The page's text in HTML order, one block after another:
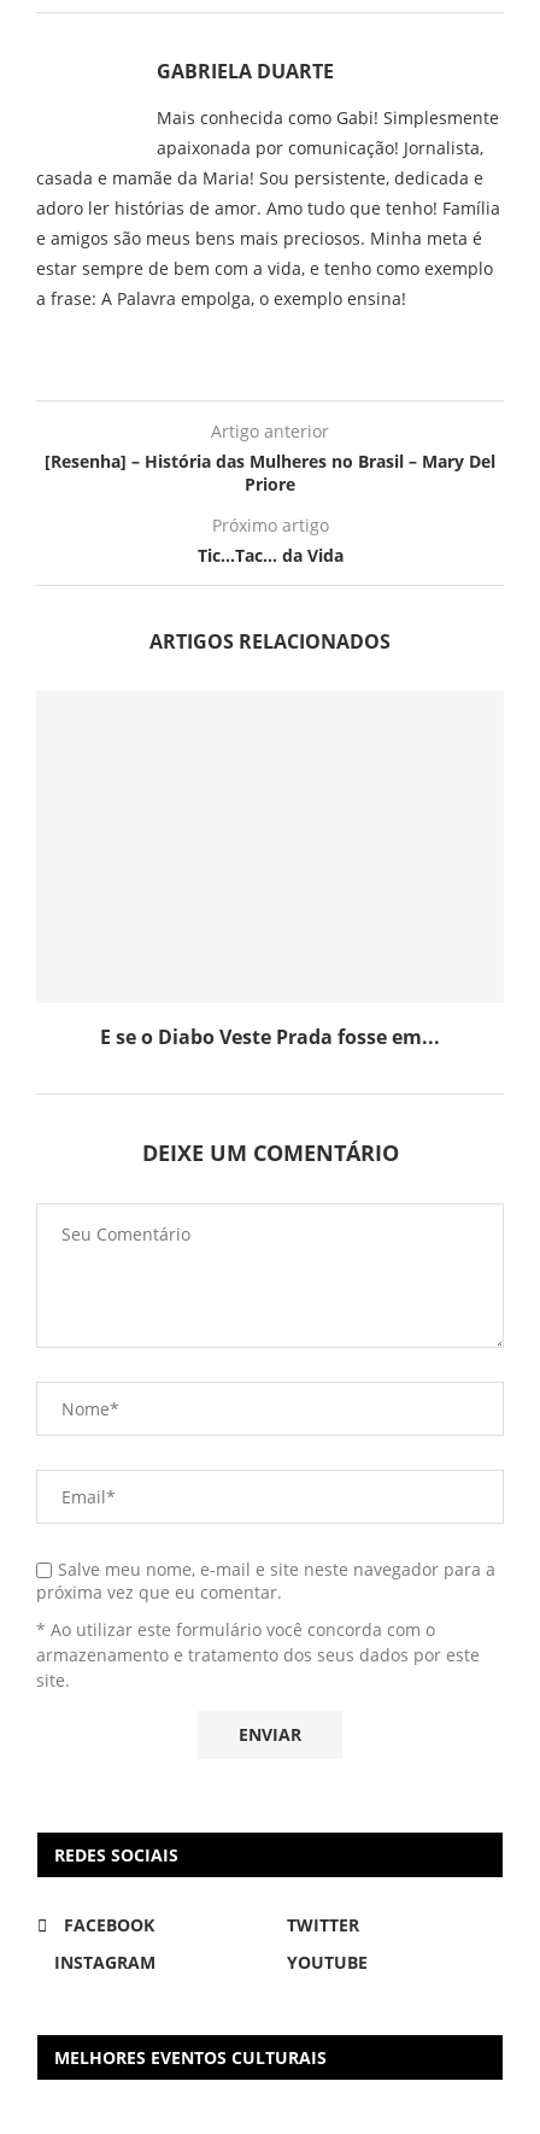
GABRIELA DUARTE
Mais conhecida como Gabi! Simplesmente
apaixonada por comunicação! Jornalista,
casada e mamãe da Maria! Sou persistente, dedicada e
adoro ler histórias de amor. Amo tudo que tenho! Família
e amigos são meus bens mais preciosos. Minha meta é
estar sempre de bem com a vida, e tenho como exemplo
a frase: A Palavra empolga, o exemplo ensina!
Artigo anterior
[Resenha] – História das Mulheres no Brasil – Mary Del
Priore
Próximo artigo
Tic…Tac… da Vida
ARTIGOS RELACIONADOS
E se o Diabo Veste Prada fosse em...
DEIXE UM COMENTÁRIO
Salve meu nome, e-mail e site neste navegador para a
próxima vez que eu comentar.
* Ao utilizar este formulário você concorda com o
armazenamento e tratamento dos seus dados por este
site.
REDES SOCIAIS
FACEBOOK
TWITTER
INSTAGRAM
YOUTUBE
MELHORES EVENTOS CULTURAIS